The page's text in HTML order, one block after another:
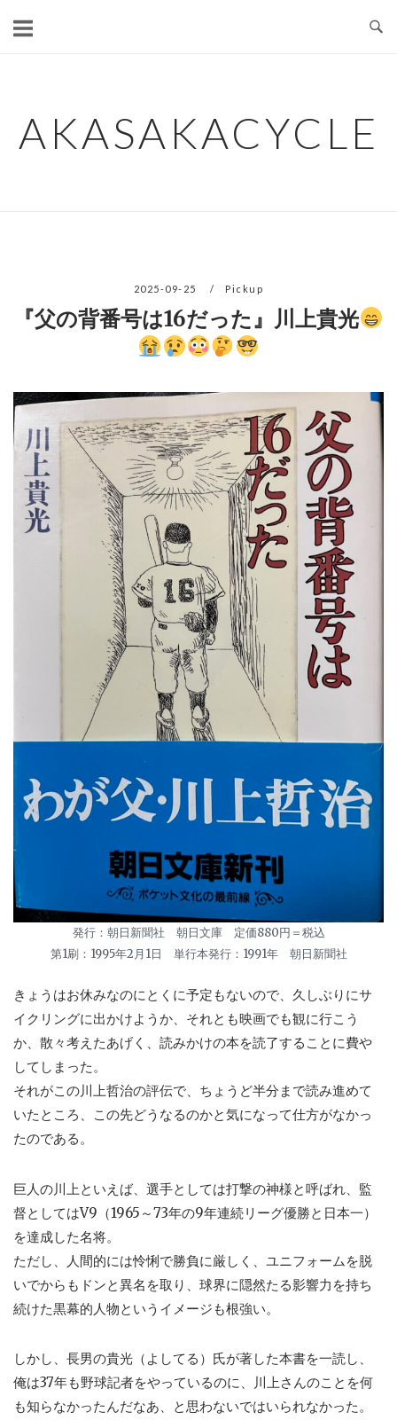
AKASAKACYCLE
2025-09-25 Pickup
『父の背番号は16だった』川上貴光
発行：朝日新聞社 朝日文庫 定価880円＝税込
第1刷：1995年2月1日 単行本発行：1991年 朝日新聞社
きょうはお休みなのにとくに予定もないので、久しぶりにサ
イクリングに出かけようか、それとも映画でも観に行こう
か、散々考えたあげく、読みかけの本を読了することに費や
してしまった。
それがこの川上哲治の評伝で、ちょうど半分まで読み進めて
いたところ、この先どうなるのかと気になって仕方がなかっ
たのである。
巨人の川上といえば、選手としては打撃の神様と呼ばれ、監
督としてはV9（1965～73年の9年連続リーグ優勝と日本一）
を達成した名将。
ただし、人間的には怜悧で勝負に厳しく、ユニフォームを脱
いでからもドンと異名を取り、球界に隠然たる影響力を持ち
続けた黒幕的人物というイメージも根強い。
しかし、長男の貴光（よしてる）氏が著した本書を一読し、
俺は37年も野球記者をやっているのに、川上さんのことを何
も知らなかったんだなあ、と思わないではいられなかった。